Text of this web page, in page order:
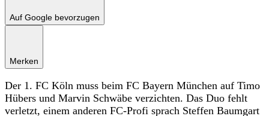
Auf Google bevorzugen
Merken
Der 1. FC Köln muss beim FC Bayern München auf Timo
Hübers und Marvin Schwäbe verzichten. Das Duo fehlt
verletzt, einem anderen FC-Profi sprach Steffen Baumgart